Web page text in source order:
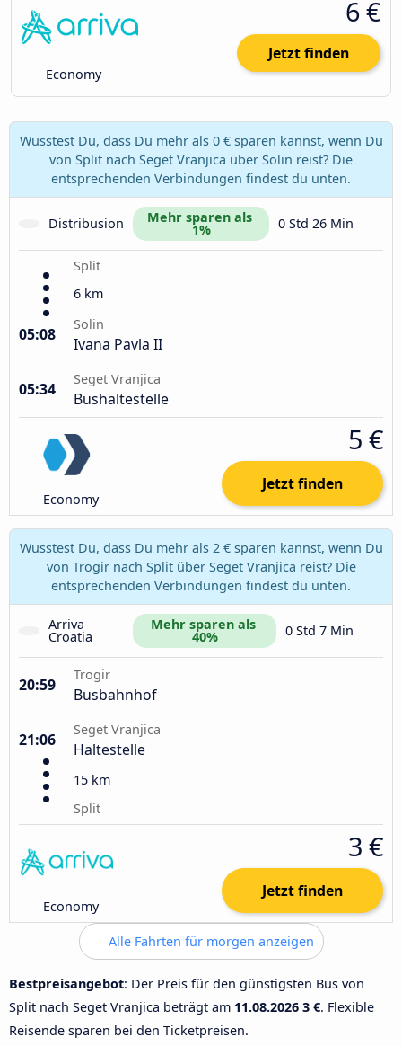
Economy
6 €
Jetzt finden
Wusstest Du, dass Du mehr als 0 € sparen kannst, wenn Du
von Split nach Seget Vranjica über Solin reist? Die
entsprechenden Verbindungen findest du unten.
Distribusion Mehr sparen als
1% 0 Std 26 Min
Split
6 km
05:08
Solin
Ivana Pavla II
05:34
Seget Vranjica
Bushaltestelle
Economy
5 €
Jetzt finden
Wusstest Du, dass Du mehr als 2 € sparen kannst, wenn Du
von Trogir nach Split über Seget Vranjica reist? Die
entsprechenden Verbindungen findest du unten.
Arriva
Croatia
Mehr sparen als
40% 0 Std 7 Min
20:59
Trogir
Busbahnhof
21:06
Seget Vranjica
Haltestelle
15 km
Split
Economy
3 €
Jetzt finden
Alle Fahrten für morgen anzeigen
Bestpreisangebot: Der Preis für den günstigsten Bus von
Split nach Seget Vranjica beträgt am 11.08.2026 3 €. Flexible
Reisende sparen bei den Ticketpreisen.